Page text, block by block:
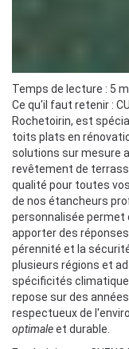
Temps de lecture : 5
Ce qu'il faut retenir :
Rochetoirin, est
toits plats en
solutions sur mesure
revêtement de
qualité pour toutes
de nos étancheurs
personnalisée permet
apporter des
pérennité et la
plusieurs régions et
spécificités
repose sur des
respectueux de
optimaleet durable.